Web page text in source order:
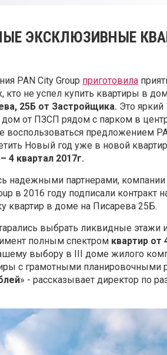
ЭКСКЛЮЗИВНЫЕ
PAN City Group приготовила
кто не успел купить квартиры в
25Б от Застройщика. Это
от ПЗСП рядом с парком в
воспользоваться предложением
Новый год уже в новой
4 квартал 2017г.
надежными партнерами,
в 2016 году подписали контракт
квартир в доме на Писарева 25Б.
выбрать ликвидные этажи
полным спектром квартир от
выбору в III доме жилого
с грамотными планировочными
» - рассказывает директор по